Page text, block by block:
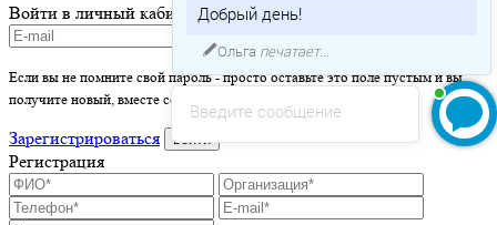
Войти в личный кабинет
Если вы не помните свой пароль - просто оставьте это поле пустым и вы
получите новый, вместе со ссылкой на активацию.
Зарегистрироваться войти
Регистрация
Введите сообщение
Добрый день!
Ольга печатает...